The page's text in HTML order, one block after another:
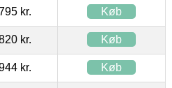
kr. Køb
kr. Køb
kr. Køb